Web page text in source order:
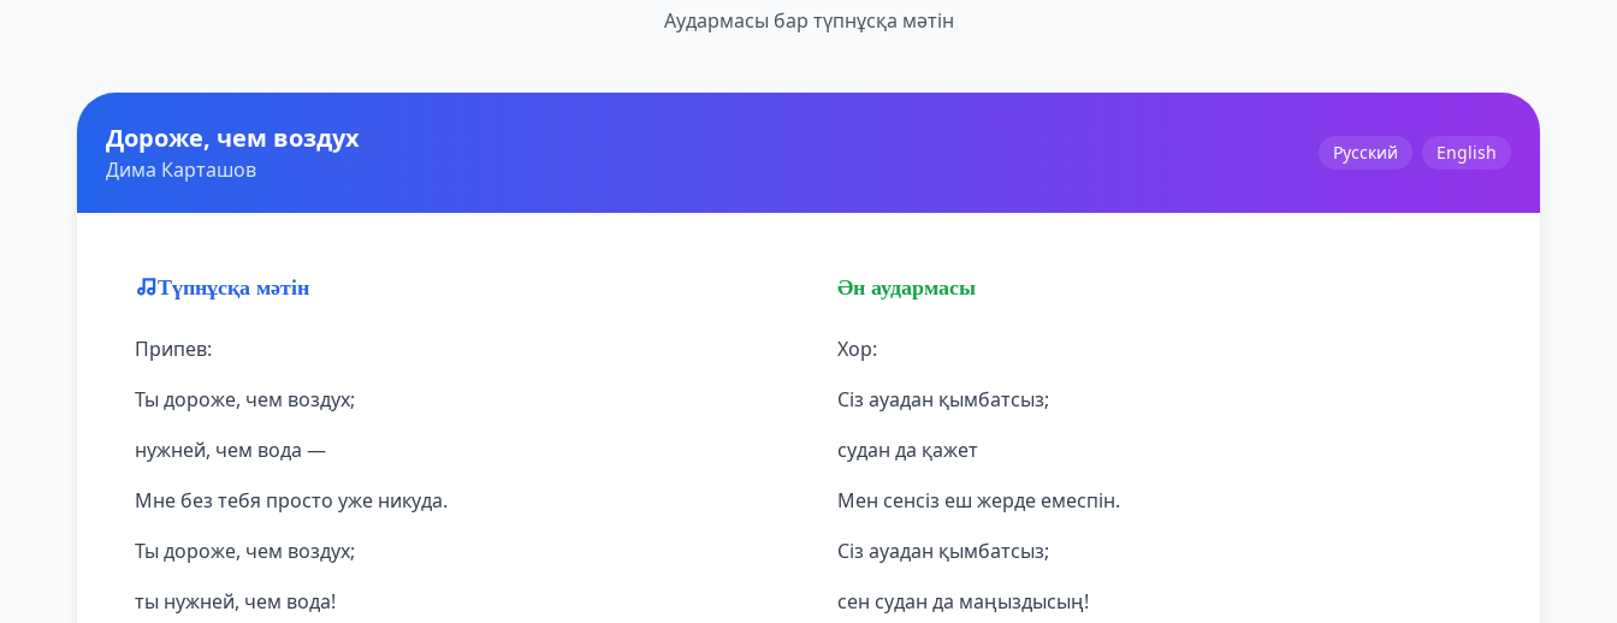
Аудармасы бар түпнұсқа мәтін
Дороже, чем воздух
Дима Карташов
Русский English
Түпнұсқа мәтін
Припев:
Ты дороже, чем воздух;
нужней, чем вода —
Мне без тебя просто уже никуда.
Ты дороже, чем воздух;
ты нужней, чем вода!
Ән аудармасы
Хор:
Сіз ауадан қымбатсыз;
судан да қажет
Мен сенсіз еш жерде емеспін.
Сіз ауадан қымбатсыз;
сен судан да маңыздысың!